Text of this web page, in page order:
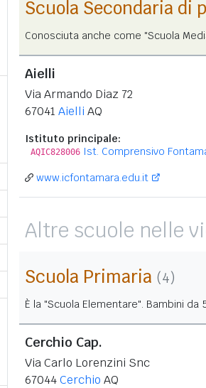
Scuola Secondaria di
Conosciuta anche come "Scuola
Aielli
Via Armando Diaz 72
67041 Aielli AQ
Istituto principale:
AQIC828006 Ist. Comprensivo
www.icfontamara.edu.it
Altre scuole nelle
Scuola Primaria (4)
È la "Scuola Elementare". Bambini da
Cerchio Cap.
Via Carlo Lorenzini Snc
67044Cerchio AQ